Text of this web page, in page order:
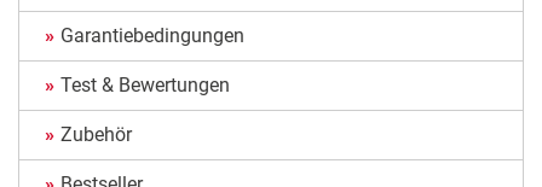
Garantiebedingungen
Test & Bewertungen
Zubehör